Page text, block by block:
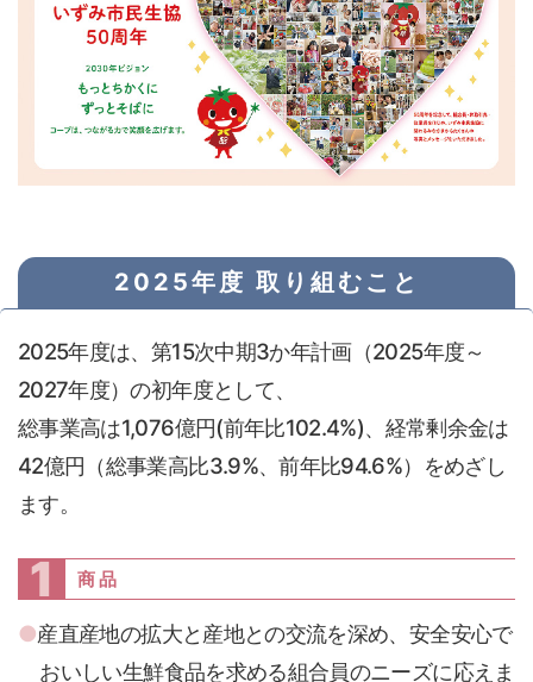
2025年度 取り組むこと
2025年度は、第15次中期3か年計画（2025年度～
2027年度）の初年度として、
総事業高は1,076億円(前年比102.4%)、経常剰余金は
42億円（総事業高比3.9%、前年比94.6%）をめざし
ます。
1 商品
産直産地の拡大と産地との交流を深め、安全安心で
おいしい生鮮食品を求める組合員のニーズに応えま